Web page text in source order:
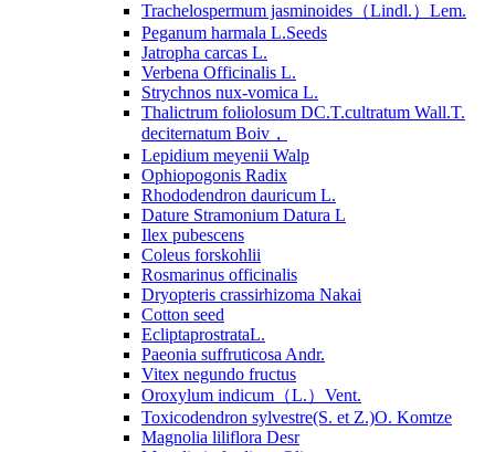
Trachelospermum jasminoides（Lindl.）Lem.
Peganum harmala L.Seeds
Jatropha carcas L.
Verbena Officinalis L.
Strychnos nux-vomica L.
Thalictrum foliolosum DC.T.cultratum Wall.T.
deciternatum Boiv，
Lepidium meyenii Walp
Ophiopogonis Radix
Rhododendron dauricum L.
Dature Stramonium Datura L
Ilex pubescens
Coleus forskohlii
Rosmarinus officinalis
Dryopteris crassirhizoma Nakai
Cotton seed
EcliptaprostrataL.
Paeonia suffruticosa Andr.
Vitex negundo fructus
Oroxylum indicum（L.）Vent.
Toxicodendron sylvestre(S. et Z.)O. Komtze
Magnolia liliflora Desr